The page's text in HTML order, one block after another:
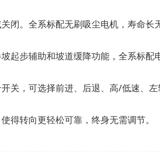
闭。 全系标配无刷吸尘电机，寿命长
坡起步辅助和坡道缓降功能，全系标配
关，可选择前进、后退、高/低速、 左
得转向更轻松可靠，终身无需调节。